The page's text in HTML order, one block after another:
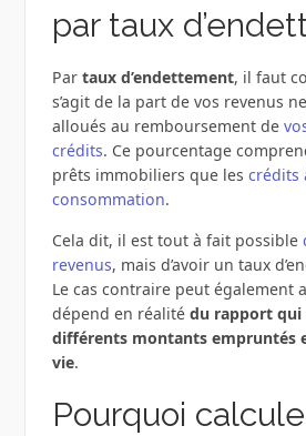
par taux
Par taux d’endettement, il faut
s’agit de la part de vos revenus
alloués au remboursement de
crédits. Ce pourcentage
prêts immobiliers que les crédits
consommation.
Cela dit, il est tout à fait possible
revenus, mais d’avoir un taux
Le cas contraire peut également
dépend en réalité du rapport qui
différents montants empruntés
vie.
Pourquoi